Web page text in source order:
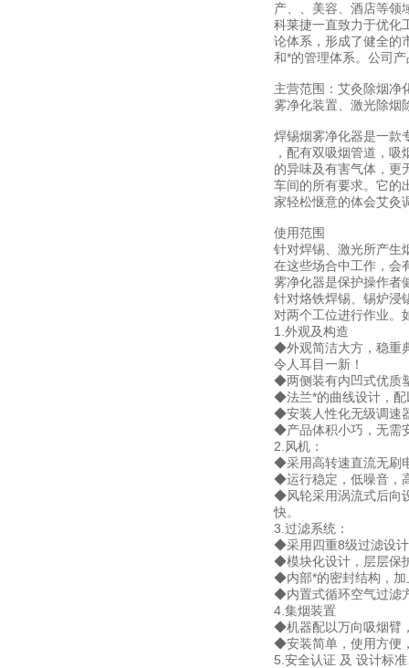
产、、美容、酒店等领
科莱捷一直致力于优化
论体系，形成了健全的
和*的管理体系。公司
主营范围：艾灸除烟净
雾净化装置、激光除烟
焊锡烟雾净化器是一款
，配有双吸烟管道，
的异味及有害气体，更
车间的所有要求。它的
家轻松惬意的体会艾灸
使用范围
针对焊锡、激光所产生
在这些场合中工作，会
雾净化器是保护操作者
针对烙铁焊锡、锡炉浸
对两个工位进行作业。
1.外观及构造
◆外观简洁大方，稳重
令人耳目一新！
◆两侧装有内凹式优质
◆法兰*的曲线设计，配
◆安装人性化无级调速
◆产品体积小巧，无需
2.风机：
◆采用高转速直流无刷
◆运行稳定，低噪音，
◆风轮采用涡流式后向
快。
3.过滤系统：
◆采用四重8级过滤设
◆模块化设计，层层保
◆内部*的密封结构，加
◆内置式循环空气过滤
4.集烟装置
◆机器配以万向吸烟臂
◆安装简单，使用方便
5.安全认证 及 设计标